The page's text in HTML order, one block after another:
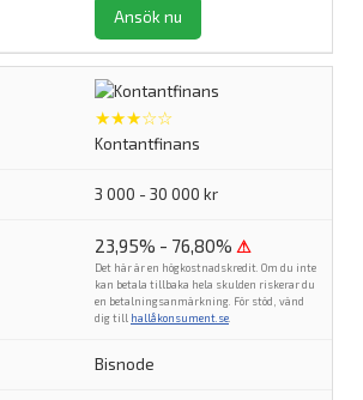
Ansök nu
★★★☆☆
Kontantfinans
3 000 - 30 000 kr
23,95% - 76,80% ⚠
Det här är en högkostnadskredit. Om du inte
kan betala tillbaka hela skulden riskerar du
en betalningsanmärkning. För stöd, vänd
dig till hallåkonsument.se
Bisnode